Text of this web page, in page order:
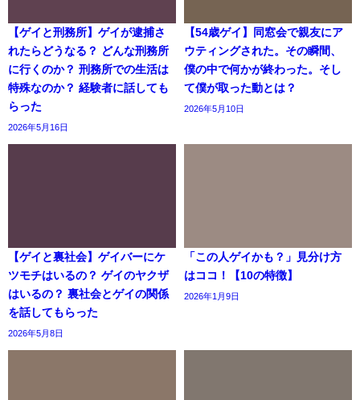
【ゲイと刑務所】ゲイが逮捕さ
れたらどうなる？ どんな刑務所
に行くのか？ 刑務所での生活は
特殊なのか？ 経験者に話しても
らった
2026年5月16日
【54歳ゲイ】同窓会で親友にア
ウティングされた。その瞬間、
僕の中で何かが終わった。そし
て僕が取った動とは？
2026年5月10日
【ゲイと裏社会】ゲイバーにケ
ツモチはいるの？ ゲイのヤクザ
はいるの？ 裏社会とゲイの関係
を話してもらった
2026年5月8日
「この人ゲイかも？」見分け方
はココ！【10の特徴】
2026年1月9日